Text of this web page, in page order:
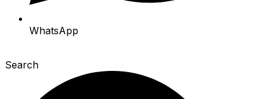
WhatsApp
Search